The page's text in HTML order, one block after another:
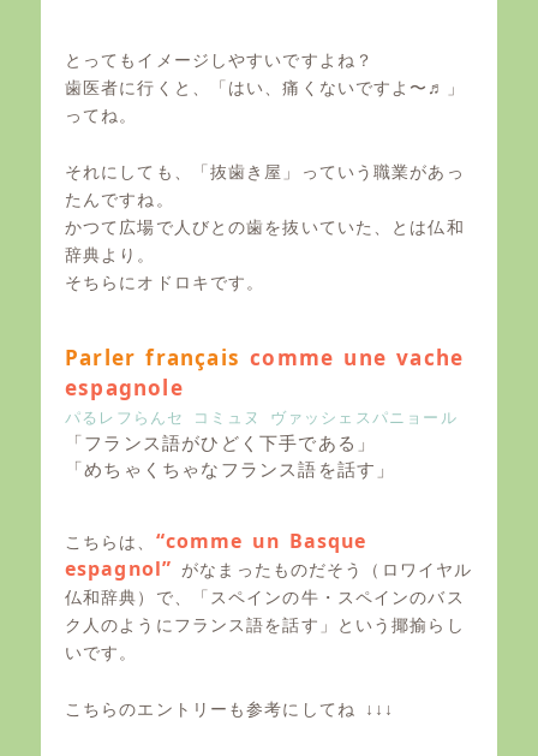
とってもイメージしやすいですよね？
歯医者に行くと、「はい、痛くないですよ〜♬」
ってね。
それにしても、「抜歯き屋」っていう職業があっ
たんですね。
かつて広場で人びとの歯を抜いていた、とは仏和
辞典より。
そちらにオドロキです。
Parler français comme une vache
espagnole
パるレフらんセ コミュヌ ヴァッシェスパニョール
「フランス語がひどく下手である」
「めちゃくちゃなフランス語を話す」
こちらは、 “comme un Basque
espagnol” がなまったものだそう（ロワイヤル
仏和辞典）で、「スペインの牛・スペインのバス
ク人のようにフランス語を話す」という揶揄らし
いです。
こちらのエントリーも参考にしてね ↓↓↓